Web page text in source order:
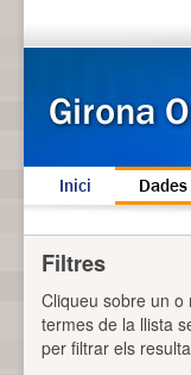
Inici Dades
Filtres
Cliqueu sobre un o
termes de la llista
per filtrar els